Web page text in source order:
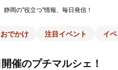
静岡の"役立つ"情報、毎日発信！
でかけ 注目イベント イ
催のプチマルシェ！